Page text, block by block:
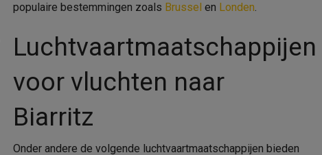
populaire bestemmingen zoals Brussel en Londen.
Luchtvaartmaatschappijen
voor vluchten naar
Biarritz
Onder andere de volgende luchtvaartmaatschappijen bieden